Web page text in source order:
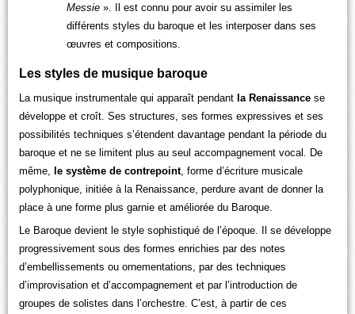
Messie». Il est connu pour avoir su assimiler les
différents styles du baroque et les interposer dans ses
œuvres et compositions.
Les styles de musique baroque
La musique instrumentale qui apparaît pendantla Renaissance se
développe et croît. Ses structures, ses formes expressives et ses
possibilités techniques s’étendent davantage pendant la période du
baroque et ne se limitent plus au seul accompagnement vocal. De
même,le système de contrepoint, forme d’écriture musicale
polyphonique, initiée à la Renaissance, perdure avant de donner la
place à une forme plus garnie et améliorée du Baroque.
Le Baroque devient le style sophistiqué de l’époque. Il se développe
progressivement sous des formes enrichies par des notes
d’embellissements ou ornementations, par des techniques
d’improvisation et d’accompagnement et par l’introduction de
groupes de solistes dans l’orchestre. C’est, à partir de ces